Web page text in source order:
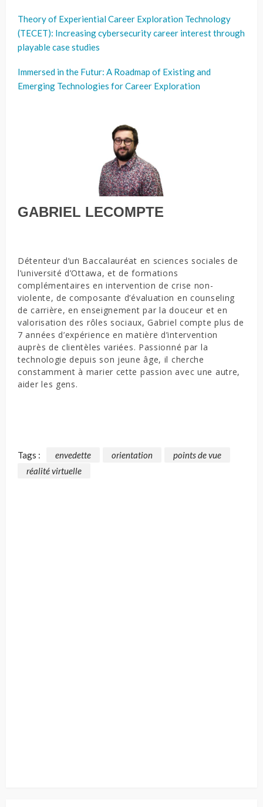
Theory of Experiential Career Exploration Technology
(TECET): Increasing cybersecurity career interest through
playable case studies
Immersed in the Futur: A Roadmap of Existing and
Emerging Technologies for Career Exploration
GABRIEL LECOMPTE
Détenteur d’un Baccalauréat en sciences sociales de
l’université d’Ottawa, et de formations
complémentaires en intervention de crise non-
violente, de composante d’évaluation en counseling
de carrière, en enseignement par la douceur et en
valorisation des rôles sociaux, Gabriel compte plus de
7 années d’expérience en matière d’intervention
auprès de clientèles variées. Passionné par la
technologie depuis son jeune âge, il cherche
constamment à marier cette passion avec une autre,
aider les gens.
Tags : envedette orientation
points de vue
réalité virtuelle